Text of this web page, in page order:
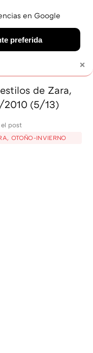
GASTRO SNEAKERS
de Zara,
(5/13)
post
OTOÑO-INVIERNO
×
en Google
preferida